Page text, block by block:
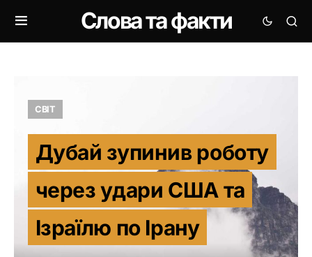
Слова та факти
СВІТ
Дубай зупинив роботу
через удари США та
Ізраїлю по Ірану